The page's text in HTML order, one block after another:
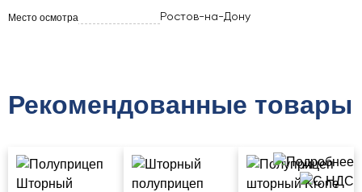
Место осмотра Ростов-на-Дону
Рекомендованные товары